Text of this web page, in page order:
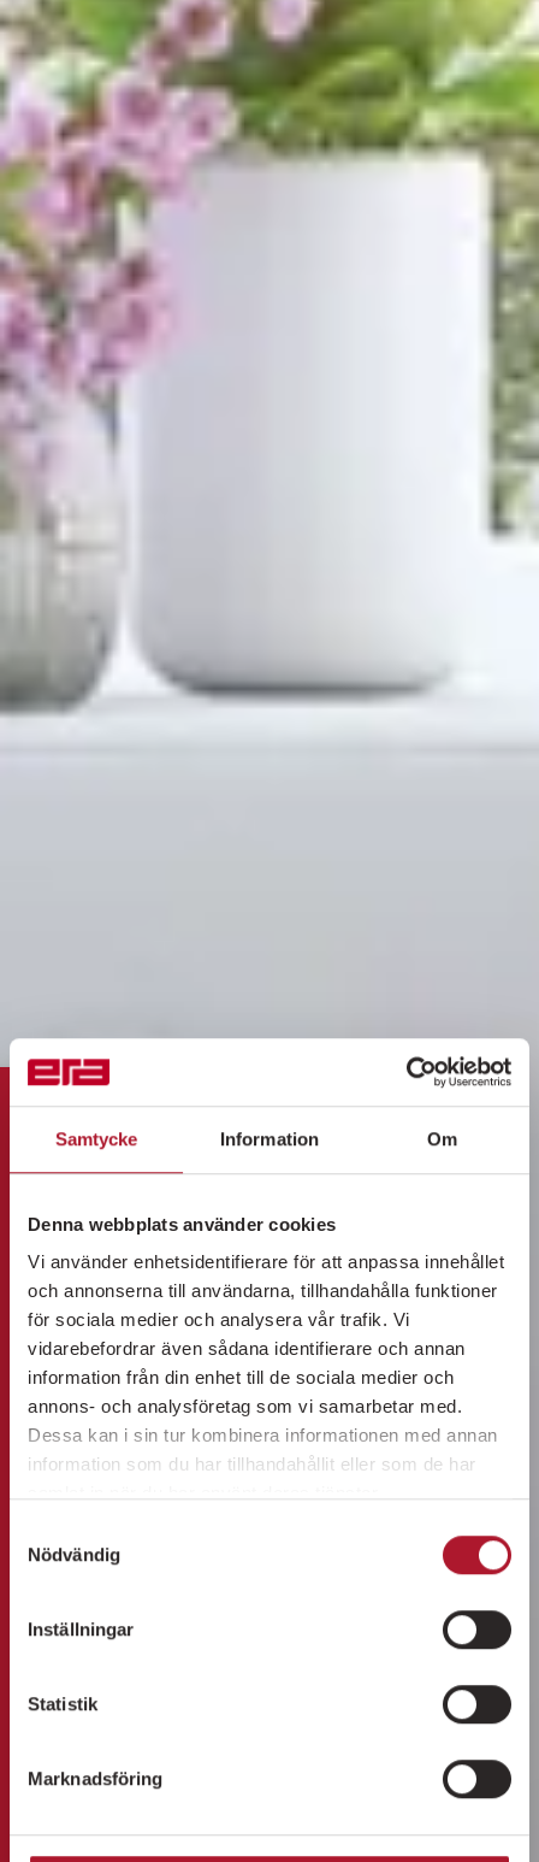
Samtycke Information Om
Denna webbplats använder cookies
Vi använder enhetsidentifierare för att anpassa innehållet
och annonserna till användarna, tillhandahålla funktioner
för sociala medier och analysera vår trafik. Vi
vidarebefordrar även sådana identifierare och annan
information från din enhet till de sociala medier och
annons- och analysföretag som vi samarbetar med.
Dessa kan i sin tur kombinera informationen med annan
information som du har tillhandahållit eller som de har
Nödvändig
Inställningar
Statistik
Marknadsföring